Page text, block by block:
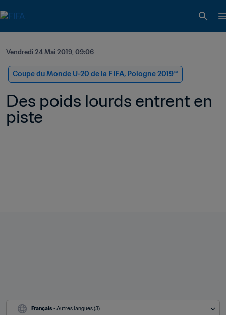
Vendredi 24 Mai 2019, 09:06
Coupe du Monde U-20 de la FIFA, Pologne 2019™
Des poids lourds entrent en
piste
Français - Autres langues (3)